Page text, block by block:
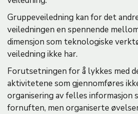
Gruppeveiledning kan for det
veiledningen en spennende
dimensjon som teknologiske
veiledning ikke har.
Forutsetningen for å lykkes med
aktivitetene som gjennomføres
organisering av felles informasjon
fornuften, men organiserte